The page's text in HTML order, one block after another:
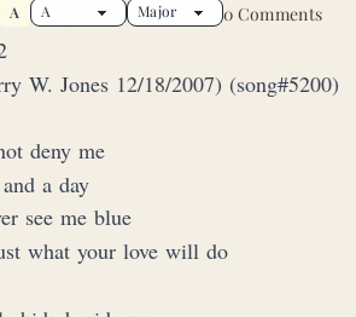
this song
A 0 Comments
W. Jones 12/18/2007) (song#5200)
deny me
a day
see me blue
what your love will do